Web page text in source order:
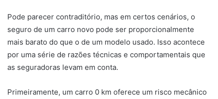
Pode parecer contraditório, mas em certos cenários, o
seguro de um carro novo pode ser proporcionalmente
mais barato do que o de um modelo usado. Isso acontece
por uma série de razões técnicas e comportamentais que
as seguradoras levam em conta.
Primeiramente, um carro 0 km oferece um risco mecânico